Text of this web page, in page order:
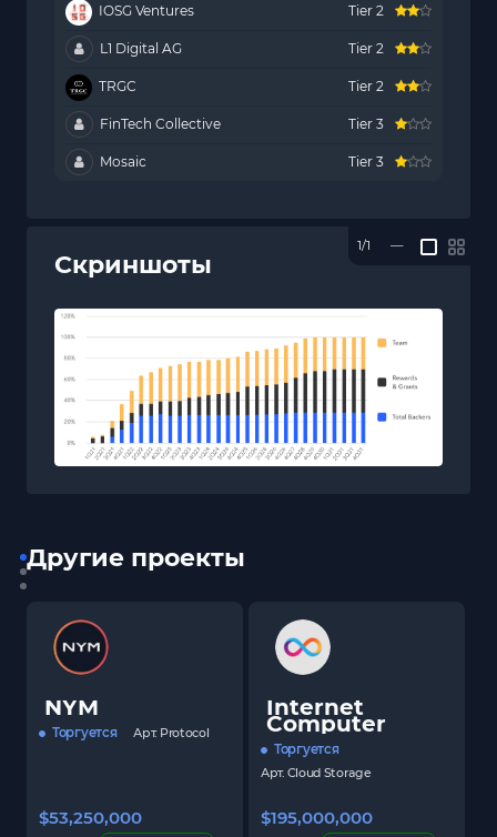
IOSG Ventures Tier 2
L1 Digital AG Tier 2
TRGC Tier 2
FinTech Collective Tier 3
Mosaic Tier 3
Скриншоты
1/1 —
Другие проекты
NYM
Торгуется Арт. Protocol
$53,250,000
Internet
Computer
Торгуется
Арт. Cloud Storage
$195,000,000